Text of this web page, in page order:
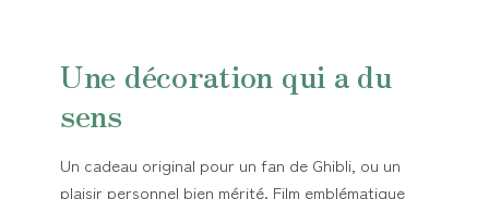
Une décoration qui a du
sens
Un cadeau original pour un fan de Ghibli, ou un
plaisir personnel bien mérité. Film emblématique